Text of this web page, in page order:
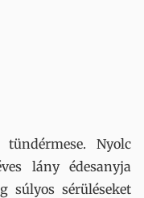
Nyolc
lány édesanyja
súlyos sérüléseket